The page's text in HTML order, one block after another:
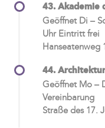
43. Akademie
Geöffnet Di –
Uhr Eintritt frei
Hanseatenweg
44.
Geöffnet Mo –
Vereinbarung
Straße des 17.